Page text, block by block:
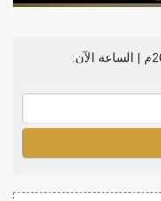
الساعة الآن: